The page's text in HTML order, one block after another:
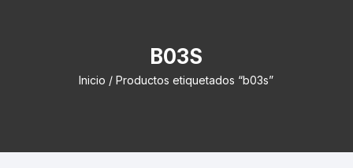
B03S
Inicio / Productos etiquetados “b03s”